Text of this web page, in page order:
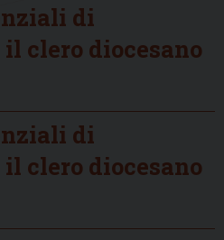
di
clero diocesano
di
clero diocesano